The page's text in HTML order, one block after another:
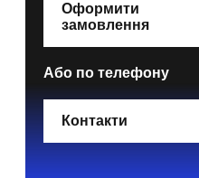
Оформити
замовлення
Або по телефону
Контакти